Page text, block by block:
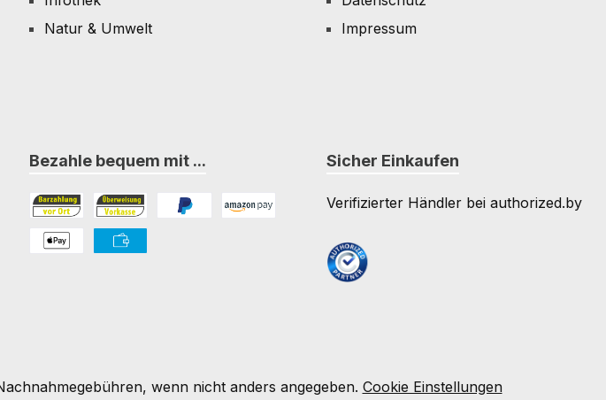
Natur & Umwelt
Impressum
Zone 1 (non-EU)
International Zone 2
Bezahle bequem mit ...
Bezahlung in der Filiale
Vorkasse
Sicher Einkaufen
Verifizierter Händler bei authorized.by
wenn nicht anders angegeben. Cookie Einstellungen